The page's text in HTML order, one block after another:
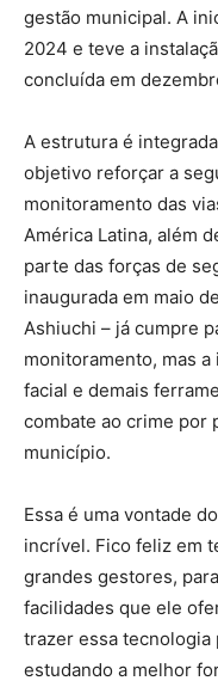
gestão municipal. A
2024 e teve a
concluída em
A estrutura é
objetivo reforçar a
monitoramento das
América Latina, além
parte das forças de
inaugurada em maio
Ashiuchi – já cumpre
monitoramento, mas
facial e demais
combate ao crime por
município.
Essa é uma vontade
incrível. Fico feliz em
grandes gestores,
facilidades que ele
trazer essa tecnologia
estudando a melhor